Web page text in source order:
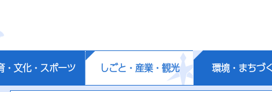
・文化・スポーツ しごと・産業・観光 環境・まちづ